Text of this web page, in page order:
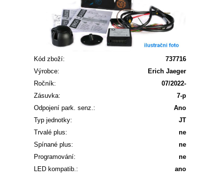
Kód zboží:
737716
Výrobce:
Erich Jaeger
Ročník:
07/2022-
Zásuvka:
7-p
Odpojení park. senz.:
Ano
Typ jednotky:
JT
Trvalé plus:
ne
Spínané plus:
ne
Programování:
ne
LED kompatib.:
ano